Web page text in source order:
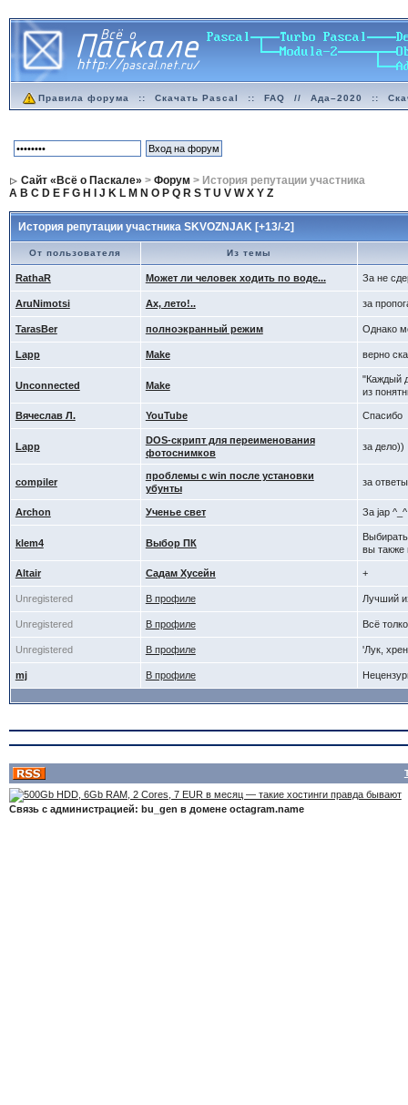
Правила форума :: Скачать Pascal :: FAQ // Ада–2020 ::
Сайт «Всё о Паскале» > Форум > История репутации участника
A B C D E F G H J K L M N O P Q R S T U V W X Y Z
История репутации участника SKVOZNJAK [+13/-2]
От пользователя Из темы
RathaR Может ли человек ходить по воде... За не
AruNimotsi Ах, лето!.. за
TarasBer полноэкранный режим Однако
Lapp Make верно
Unconnected Make
"Каждый
из
Вячеслав Л. YouTube Спасибо
Lapp
DOS-скрипт для переименования
фотоснимков
за дело))
compiler
проблемы с win после установки
убунты
за
Archon Ученье свет За jap ^_^
klem4 Выбор ПК
вы также
Altair Садам Хусейн +
Unregistered В профиле Лучший
Unregistered В профиле Всё
Unregistered В профиле 'Лук,
mj В профиле
Связь с администрацией: bu_gen в домене octagram.name